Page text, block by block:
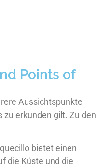
Points of
Aussichtspunkte
zu erkunden gilt. Zu den
bietet einen
die Küste und die